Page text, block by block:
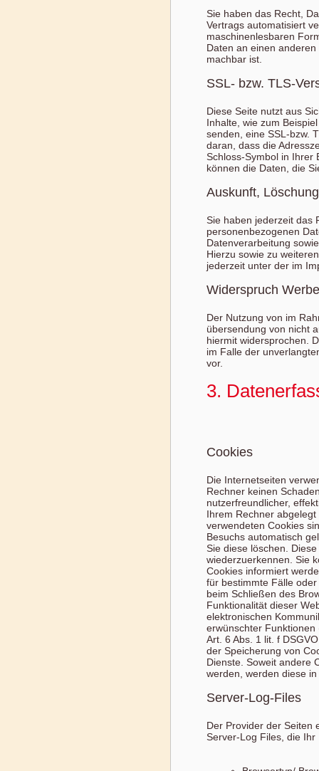
Sie haben das Recht,
Vertrags automatisiert
maschinenlesbaren
Daten an einen
machbar ist.
SSL- bzw. TLS-
Diese Seite nutzt aus
Inhalte, wie zum
senden, eine SSL-bzw.
daran, dass die
Schloss-Symbol in Ihrer
können die Daten, die
Auskunft,
Sie haben jederzeit das
personenbezogenen
Datenverarbeitung
Hierzu sowie zu
jederzeit unter der im
Widerspruch
Der Nutzung von im
übersendung von nicht
hiermit widersprochen.
im Falle der
vor.
3.
Cookies
Die Internetseiten
Rechner keinen
nutzerfreundlicher,
Ihrem Rechner
verwendeten Cookies
Besuchs automatisch
Sie diese löschen.
wiederzuerkennen. Sie
Cookies informiert
für bestimmte Fälle
beim Schließen des
Funktionalität dieser
elektronischen
erwünschter
Art. 6 Abs. 1 lit. f
der Speicherung von
Dienste. Soweit andere
werden, werden diese
Server-Log-Files
Der Provider der Seiten
Server-Log Files, die